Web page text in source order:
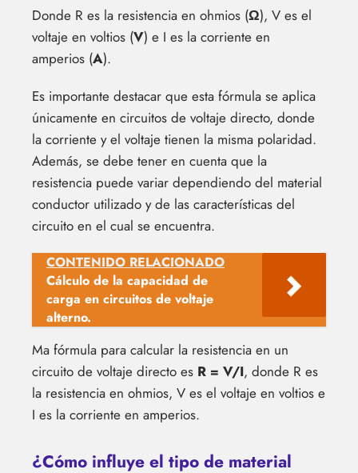
Donde R es la resistencia en ohmios (Ω), V es el
voltaje en voltios (V) e I es la corriente en
amperios (A).
Es importante destacar que esta fórmula se aplica
únicamente en circuitos de voltaje directo, donde
la corriente y el voltaje tienen la misma polaridad.
Además, se debe tener en cuenta que la
resistencia puede variar dependiendo del material
conductor utilizado y de las características del
circuito en el cual se encuentra.
CONTENIDO RELACIONADO
Cálculo de la capacidad de
carga en circuitos de voltaje
alterno.
Ma fórmula para calcular la resistencia en un
circuito de voltaje directo es R = V/I, donde R es
la resistencia en ohmios, V es el voltaje en voltios e
I es la corriente en amperios.
¿Cómo influye el tipo de material